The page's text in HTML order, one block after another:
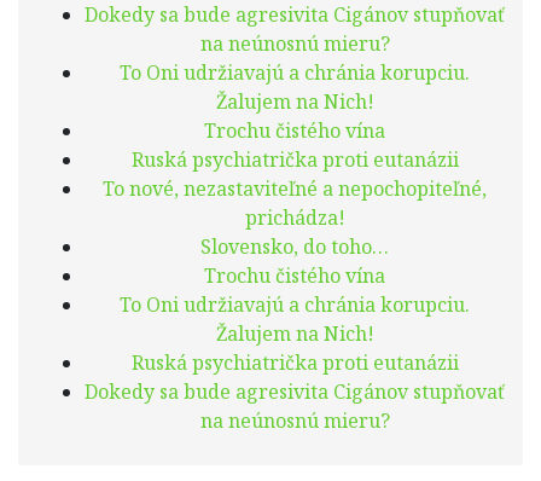
Dokedy sa bude agresivita Cigánov stupňovať
na neúnosnú mieru?
To Oni udržiavajú a chránia korupciu.
Žalujem na Nich!
Trochu čistého vína
Ruská psychiatrička proti eutanázii
To nové, nezastaviteľné a nepochopiteľné,
prichádza!
Slovensko, do toho…
Trochu čistého vína
To Oni udržiavajú a chránia korupciu.
Žalujem na Nich!
Ruská psychiatrička proti eutanázii
Dokedy sa bude agresivita Cigánov stupňovať
na neúnosnú mieru?